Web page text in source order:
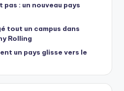
pas : un nouveau pays
tout un campus dans
Rolling
un pays glisse vers le